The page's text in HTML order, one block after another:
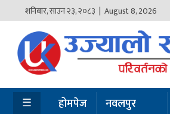
शनिबार,साउन२३,२०८३ | August 8, 2026
होमपेज
नवलपुर
विशेष
☰ होमपेज
नवलपुर